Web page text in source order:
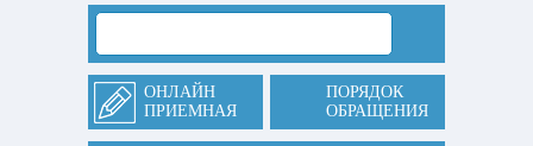
ОНЛАЙН
ПРИЕМНАЯ
ПОРЯДОК
ОБРАЩЕНИЯ